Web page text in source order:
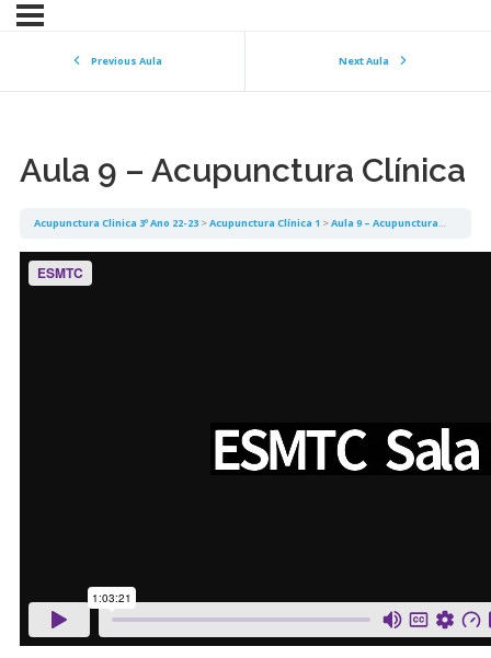
Previous Aula Next Aula
Aula 9 – Acupunctura Clínica
Acupunctura Clinica 3º Ano 22-23 Acupunctura Clínica 1 Aula 9 – Acupunctura Clínica